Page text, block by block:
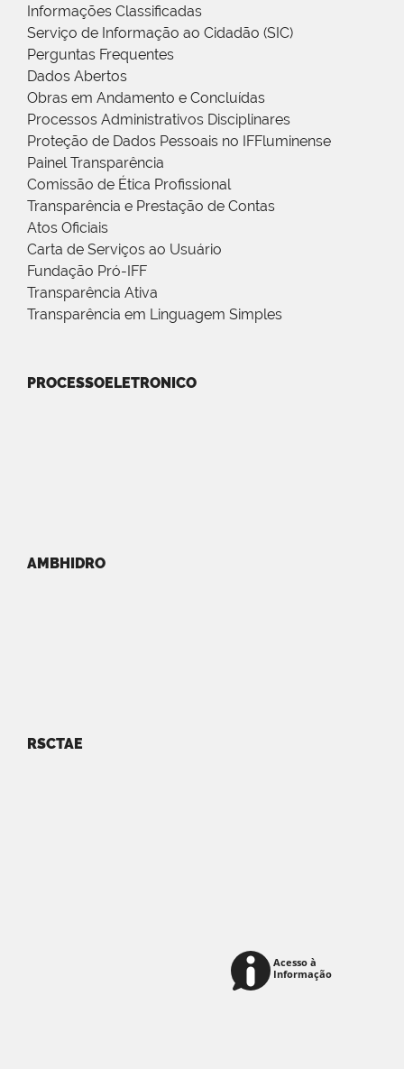
Informações Classificadas
Serviço de Informação ao Cidadão (SIC)
Perguntas Frequentes
Dados Abertos
Obras em Andamento e Concluídas
Processos Administrativos Disciplinares
Proteção de Dados Pessoais no IFFluminense
Painel Transparência
Comissão de Ética Profissional
Transparência e Prestação de Contas
Atos Oficiais
Carta de Serviços ao Usuário
Fundação Pró-IFF
Transparência Ativa
Transparência em Linguagem Simples
PROCESSOELETRONICO
AMBHIDRO
RSCTAE